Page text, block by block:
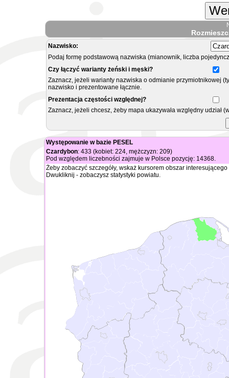
Nazwisko:
Podaj formę podstawową nazwiska (mianownik, liczba
Czy łączyć warianty żeński i męski?
Zaznacz, jeżeli warianty nazwiska o odmianie przymiotnikowej
nazwisko i prezentowane łącznie.
Prezentacja częstości względnej?
Zaznacz, jeżeli chcesz, żeby mapa ukazywała względny
Występowanie w bazie PESEL
Czardybon: 433 (kobiet: 224, mężczyzn: 209)
Pod względem liczebności zajmuje w Polsce pozycję: 14368.
Żeby zobaczyć szczegóły, wskaż kursorem obszar
Dwukliknij - zobaczysz statystyki powiatu.